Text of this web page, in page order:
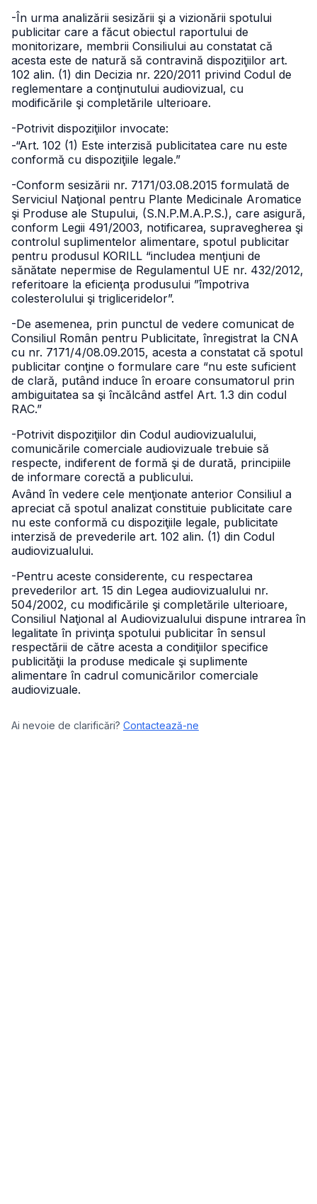
-În urma analizării sesizării şi a vizionării spotului
publicitar care a făcut obiectul raportului de
monitorizare, membrii Consiliului au constatat că
acesta este de natură să contravină dispoziţiilor art.
102 alin. (1) din Decizia nr. 220/2011 privind Codul de
reglementare a conţinutului audiovizual, cu
modificările şi completările ulterioare.
-Potrivit dispoziţiilor invocate:
-“Art. 102 (1) Este interzisă publicitatea care nu este
conformă cu dispoziţiile legale.”
-Conform sesizării nr. 7171/03.08.2015 formulată de
Serviciul Naţional pentru Plante Medicinale Aromatice
şi Produse ale Stupului, (S.N.P.M.A.P.S.), care asigură,
conform Legii 491/2003, notificarea, supravegherea şi
controlul suplimentelor alimentare, spotul publicitar
pentru produsul KORILL “includea menţiuni de
sănătate nepermise de Regulamentul UE nr. 432/2012,
referitoare la eficienţa produsului ”împotriva
colesterolului şi trigliceridelor”.
-De asemenea, prin punctul de vedere comunicat de
Consiliul Român pentru Publicitate, înregistrat la CNA
cu nr. 7171/4/08.09.2015, acesta a constatat că spotul
publicitar conţine o formulare care “nu este suficient
de clară, putând induce în eroare consumatorul prin
ambiguitatea sa şi încălcând astfel Art. 1.3 din codul
RAC.”
-Potrivit dispoziţiilor din Codul audiovizualului,
comunicările comerciale audiovizuale trebuie să
respecte, indiferent de formă şi de durată, principiile
de informare corectă a publicului.
Având în vedere cele menţionate anterior Consiliul a
apreciat că spotul analizat constituie publicitate care
nu este conformă cu dispoziţiile legale, publicitate
interzisă de prevederile art. 102 alin. (1) din Codul
audiovizualului.
-Pentru aceste considerente, cu respectarea
prevederilor art. 15 din Legea audiovizualului nr.
504/2002, cu modificările şi completările ulterioare,
Consiliul Naţional al Audiovizualului dispune intrarea în
legalitate în privinţa spotului publicitar în sensul
respectării de către acesta a condiţiilor specifice
publicităţii la produse medicale şi suplimente
alimentare în cadrul comunicărilor comerciale
audiovizuale.
Ai nevoie de clarificări? Contactează-ne